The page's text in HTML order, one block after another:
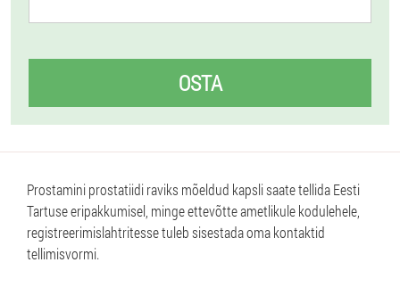
OSTA
Prostamini prostatiidi raviks mõeldud kapsli saate tellida Eesti
Tartuse eripakkumisel, minge ettevõtte ametlikule kodulehele,
registreerimislahtritesse tuleb sisestada oma kontaktid
tellimisvormi.